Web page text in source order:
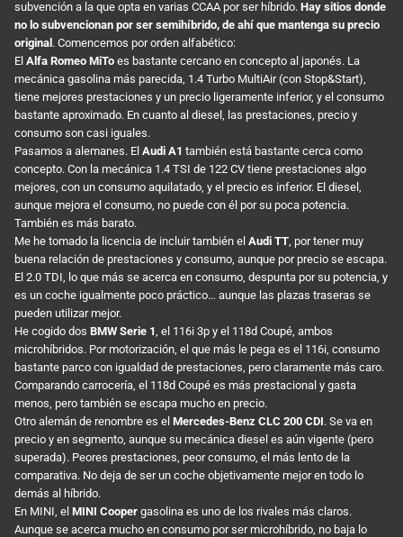
subvención a la que opta en varias CCAA por ser híbrido. Hay sitios donde
no lo subvencionan por ser semihíbrido, de ahí que mantenga su precio
original . Comencemos por orden alfabético:
El Alfa Romeo MiTo es bastante cercano en concepto al japonés. La
mecánica gasolina más parecida, 1.4 Turbo MultiAir (con Stop&Start),
tiene mejores prestaciones y un precio ligeramente inferior, y el consumo
bastante aproximado. En cuanto al diesel, las prestaciones, precio y
consumo son casi iguales.
Pasamos a alemanes. El Audi A1 también está bastante cerca como
concepto. Con la mecánica 1.4 TSI de 122 CV tiene prestaciones algo
mejores, con un consumo aquilatado, y el precio es inferior. El diesel,
aunque mejora el consumo, no puede con él por su poca potencia.
También es más barato.
Me he tomado la licencia de incluir también el Audi TT , por tener muy
buena relación de prestaciones y consumo, aunque por precio se escapa.
El 2.0 TDI, lo que más se acerca en consumo, despunta por su potencia, y
es un coche igualmente poco práctico… aunque las plazas traseras se
pueden utilizar mejor.
He cogido dos BMW Serie 1 , el 116i 3p y el 118d Coupé, ambos
microhíbridos. Por motorización, el que más le pega es el 116i, consumo
bastante parco con igualdad de prestaciones, pero claramente más caro.
Comparando carrocería, el 118d Coupé es más prestacional y gasta
menos, pero también se escapa mucho en precio.
Otro alemán de renombre es el Mercedes-Benz CLC 200 CDI. Se va en
precio y en segmento, aunque su mecánica diesel es aún vigente (pero
superada). Peores prestaciones, peor consumo, el más lento de la
comparativa. No deja de ser un coche objetivamente mejor en todo lo
demás al híbrido.
En MINI, el MINI Cooper gasolina es uno de los rivales más claros.
Aunque se acerca mucho en consumo por ser microhíbrido, no baja lo